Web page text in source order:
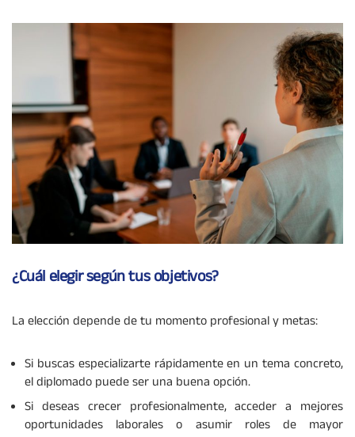
¿Cuál elegir según tus objetivos?
La elección depende de tu momento profesional y metas:
Si buscas especializarte rápidamente en un tema concreto,
el diplomado puede ser una buena opción.
Si deseas crecer profesionalmente, acceder a mejores
oportunidades laborales o asumir roles de mayor